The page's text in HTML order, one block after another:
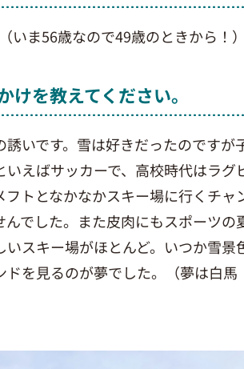
いま56歳なので49歳のときから！
けを教えてください。
誘いです。雪は好きだったのですが
いえばサッカーで、高校時代はラグ
フトとなかなかスキー場に行くチャ
んでした。また皮肉にもスポーツの
いスキー場がほとんど。いつか雪景
ドを見るのが夢でした。（夢は白馬